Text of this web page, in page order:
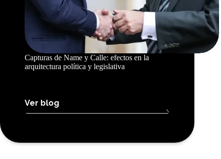
Capturas de Name y Calle: efectos en la
arquitectura política y legislativa
Ver blog